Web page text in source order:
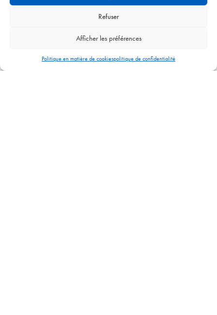
Refuser
Afficher les préférences
Politique en matière de cookiespolitique de confidentialité